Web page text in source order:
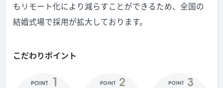
もリモート化により減らすことができるため、全国の
結婚式場で採用が拡大しております。
こだわりポイント